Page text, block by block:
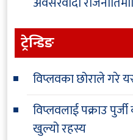
ट्रेन्डिङ
विप्लवका छोराले गरे
विप्लवलाई पक्राउ
खुल्यो रहस्य